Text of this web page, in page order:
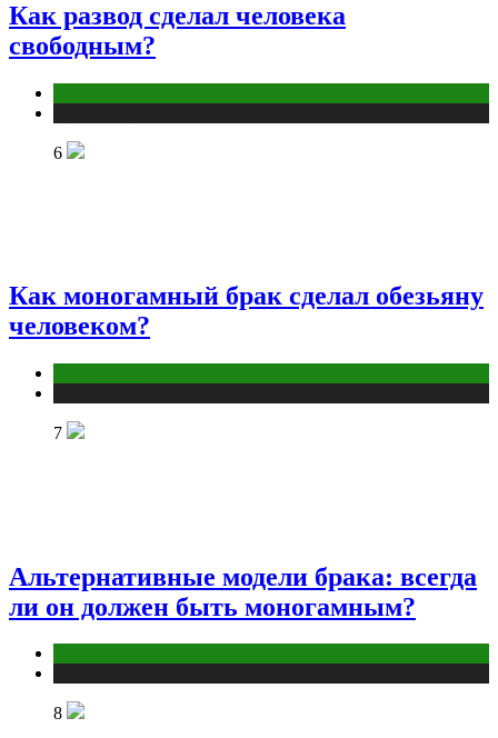
Как развод сделал человека
свободным?
6
Как моногамный брак сделал обезьяну
человеком?
7
Альтернативные модели брака: всегда
ли он должен быть моногамным?
8